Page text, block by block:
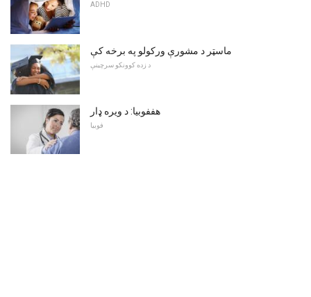
ADHD
ماسټر د مشورې ورکولو په برخه کې
د زده کوونکو سرچینې
هففوبیا: د ویره ډار
فوبیا